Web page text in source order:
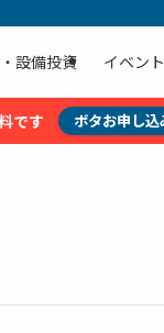
設備投資 イベン
です ボタお申し